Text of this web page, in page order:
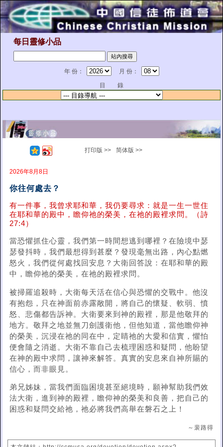
每日靈修小品
年 份：
月 份：
目 錄
打印版 >> 简体版 >>
2026年8月8日
你往何處去？
有一件事，我曾求耶和華，我仍要尋求：就是一生一世住
在耶和華的殿中，瞻仰祂的榮美，在祂的殿裡求問。（詩
27:4）
當恐懼抓住心靈，我們第一時間想逃到哪裡？在險境中瑟
瑟發抖時，我們最想得到甚麼？發現毫無出路，內心點燃
怒火，我們從何處找回安息？大衛回答說：在耶和華的殿
中，瞻仰祂的榮美，在祂的殿裡求問。
被掃羅追殺時，大衛每天活在信心與恐懼的交戰中。他沒
有抱怨，只在神面前赤露敞開，將自己的懷疑、軟弱、憤
怒、悲傷都告訴神。大衛要來到神的殿裡，那是他敬拜的
地方。敬拜之地並無刀劍護衛他，但他知道，當他瞻仰神
的榮美，沉浸在祂的同在中，定睛祂的大愛和信實，懼怕
便會隨之消逝。大衛不靠自己去梳理困惑和疑問，他盼望
在神的殿中求問，讓神來解答。真實的安息來自神所賜的
信心，而非眼見。
弟兄姊妹，當我們面臨困境甚至絕境時，願神幫助我們效
法大衛，進到神的殿裡，瞻仰神的榮美和良善，把自己的
困惑和疑問交給祂，祂必將我們高舉在磐石之上！
～裴路得